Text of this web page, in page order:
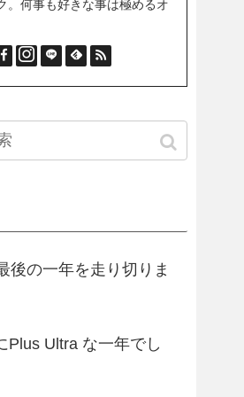
。何事も好きな事は極めるオ
後の一年を走り切りま
Plus Ultra な一年でし